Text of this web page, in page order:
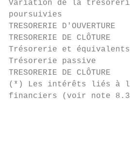
Variation de la
poursuivies
TRESORERIE
TRESORERIE DE
Trésorerie et
Trésorerie
TRESORERIE DE
(*) Les intérêts liés à la
financiers (voir note